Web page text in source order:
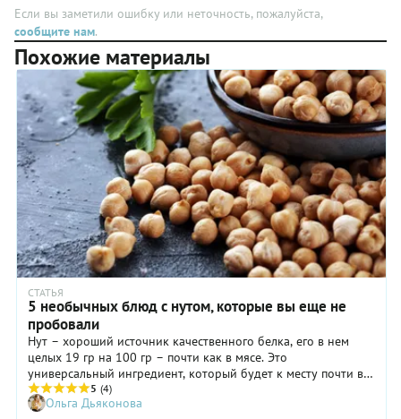
зеленый
горошек,
вместо
кабачков —
капусту
или
брокколи.
Если у
вас в
морозилке
завалялась
овощная
смесь —
самое
время
использовать
ее. Есть
консервированные
помидоры —
добавьте
их. В
общем,
не
стесняйтесь.
которые
необходимо
запомнить
при
работе с
крупой —
ее нельзя
промывать.
А перед
тем, как
варить,
обязательно
нужно
обжарить
в масле.
за
основу.
Если вы заметили ошибку или неточность, пожалуйста,
сообщите нам.
Похожие материалы
СТАТЬЯ
5 необычных блюд с нутом, которые вы еще не
пробовали
Нут – хороший источник качественного белка, его в нем
целых 19 гр на 100 гр – почти как в мясе. Это
универсальный ингредиент, который будет к месту почти в
любом блюде, будь то салат, суп или горячее. Рассказываем,
какие необычные блюда с ним можно приготовить – вы
5 (4)
Ольга Дьяконова